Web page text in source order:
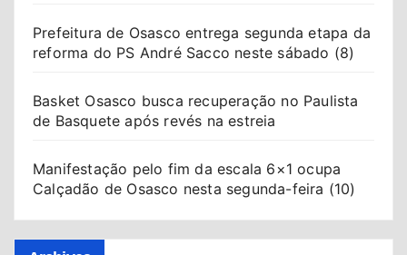
Prefeitura de Osasco entrega segunda etapa da
reforma do PS André Sacco neste sábado (8)
Basket Osasco busca recuperação no Paulista
de Basquete após revés na estreia
Manifestação pelo fim da escala 6×1 ocupa
Calçadão de Osasco nesta segunda-feira (10)